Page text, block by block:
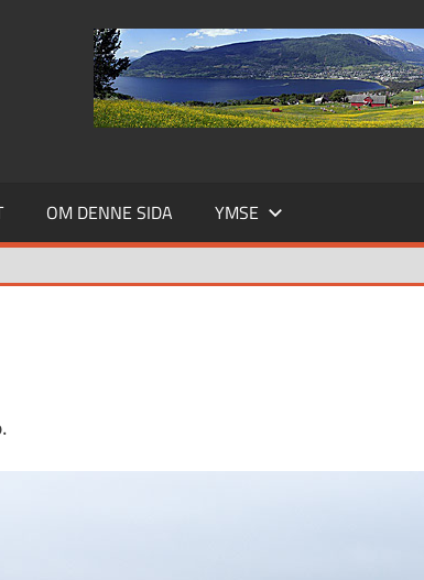
OM DENNE SIDA YMSE